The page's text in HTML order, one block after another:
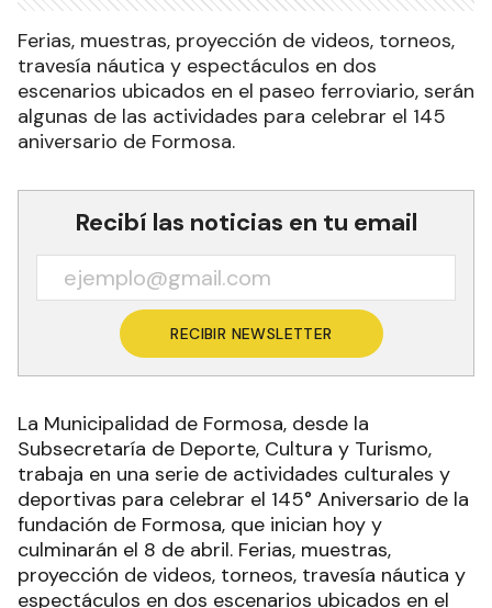
Ferias, muestras, proyección de videos, torneos,
travesía náutica y espectáculos en dos
escenarios ubicados en el paseo ferroviario, serán
algunas de las actividades para celebrar el 145
aniversario de Formosa.
Recibí las noticias en tu email
RECIBIR NEWSLETTER
La Municipalidad de Formosa, desde la
Subsecretaría de Deporte, Cultura y Turismo,
trabaja en una serie de actividades culturales y
deportivas para celebrar el 145° Aniversario de la
fundación de Formosa, que inician hoy y
culminarán el 8 de abril. Ferias, muestras,
proyección de videos, torneos, travesía náutica y
espectáculos en dos escenarios ubicados en el